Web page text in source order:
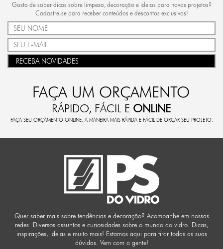
Gosta de saber dicas sobre limpeza, decoração e ideias para novos projetos?
Cadastre-se para receber conteúdos e descontos exclusivos!
RECEBA NOVIDADES
FAÇA UM ORÇAMENTO
RÁPIDO, FÁCIL E ONLINE
FAÇA SEU ORÇAMENTO ONLINE. A MANEIRA MAIS RÁPIDA E FÁCIL DE ORÇAR SEU PROJETO.
Quer saber mais sobre tendências e decoração? Acompanhe em nossas
redes. Diversos assuntos e curiosidades sobre o mundo do vidro. Dicas,
inspirações, ideias e muito mais! Estamos aqui para tirar todas as suas
dúvidas. Vem com a gente!